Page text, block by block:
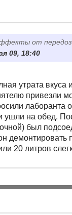
от
09, 18:40
утрата вкуса
привезли
лаборанта
ушли на обед.
был
демонтировать
20 литров